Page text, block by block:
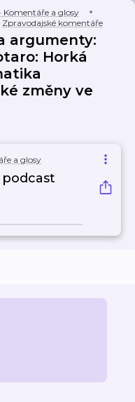
Komentáře a glosy
Zpravodajské komentáře
argumenty:
Horká
změny ve
a glosy